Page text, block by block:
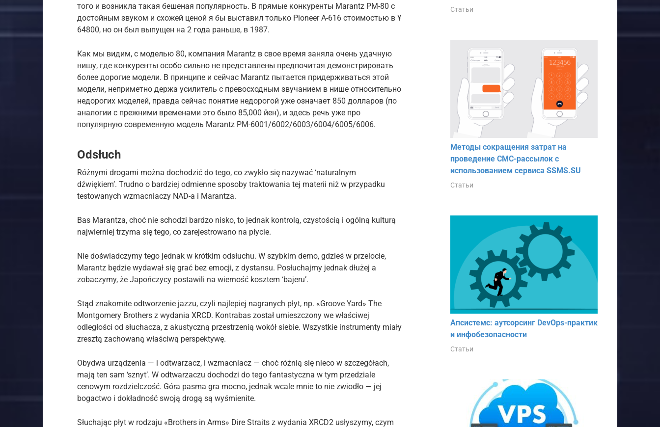
того и возникла такая бешеная популярность. В прямые конкуренты Marantz PM-80 с
достойным звуком и схожей ценой я бы выставил только Pioneer A-616 стоимостью в ¥
64800, но он был выпущен на 2 года раньше, в 1987.
Как мы видим, с моделью 80, компания Marantz в свое время заняла очень удачную
нишу, где конкуренты особо сильно не представлены предпочитая демонстрировать
более дорогие модели. В принципе и сейчас Marantz пытается придерживаться этой
модели, неприметно держа усилитель с превосходным звучанием в нише относительно
недорогих моделей, правда сейчас понятие недорогой уже означает 850 долларов (по
аналогии с прежними временами это было 85,000 йен), и здесь речь уже про
популярную современную модель Marantz PM-6001/6002/6003/6004/6005/6006.
Odsłuch
Różnymi drogami można dochodzić do tego, co zwykło się nazywać ‘naturalnym
dźwiękiem’. Trudno o bardziej odmienne sposoby traktowania tej materii niż w przypadku
testowanych wzmacniaczy NAD-a i Marantza.
Bas Marantza, choć nie schodzi bardzo nisko, to jednak kontrolą, czystością i ogólną kulturą
najwierniej trzyma się tego, co zarejestrowano na płycie.
Nie doświadczymy tego jednak w krótkim odsłuchu. W szybkim demo, gdzieś w przelocie,
Marantz będzie wydawał się grać bez emocji, z dystansu. Posłuchajmy jednak dłużej a
zobaczymy, że Japończycy postawili na wierność kosztem ‘bajeru’.
Stąd znakomite odtworzenie jazzu, czyli najlepiej nagranych płyt, np. «Groove Yard» The
Montgomery Brothers z wydania XRCD. Kontrabas został umieszczony we właściwej
odległości od słuchacza, z akustyczną przestrzenią wokół siebie. Wszystkie instrumenty miały
zresztą zachowaną właściwą perspektywę.
Obydwa urządzenia — i odtwarzacz, i wzmacniacz — choć różnią się nieco w szczegółach,
mają ten sam ‘sznyt’. W odtwarzaczu dochodzi do tego fantastyczna w tym przedziale
cenowym rozdzielczość. Góra pasma gra mocno, jednak wcale mnie to nie zwiodło — jej
bogactwo i dokładność swoją drogą są wyśmienite.
Słuchając płyt w rodzaju «Brothers in Arms» Dire Straits z wydania XRCD2 usłyszymy, czym
Статьи
Методы сокращения затрат на
проведение СМС-рассылок с
использованием сервиса SSMS.SU
Статьи
Апсистемс: аутсорсинг DevOps-практик
и инфобезопасности
Статьи